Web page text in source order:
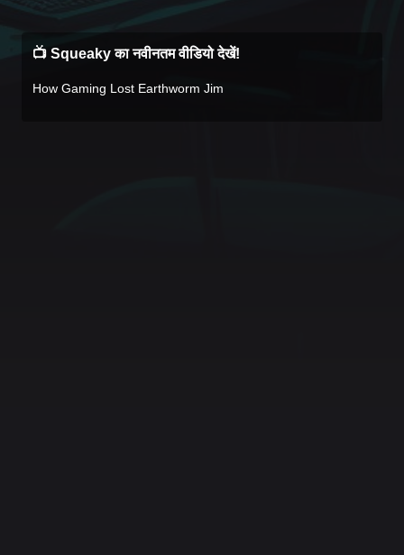
📺 Squeaky का नवीनतम वीडियो देखें!
How Gaming Lost Earthworm Jim